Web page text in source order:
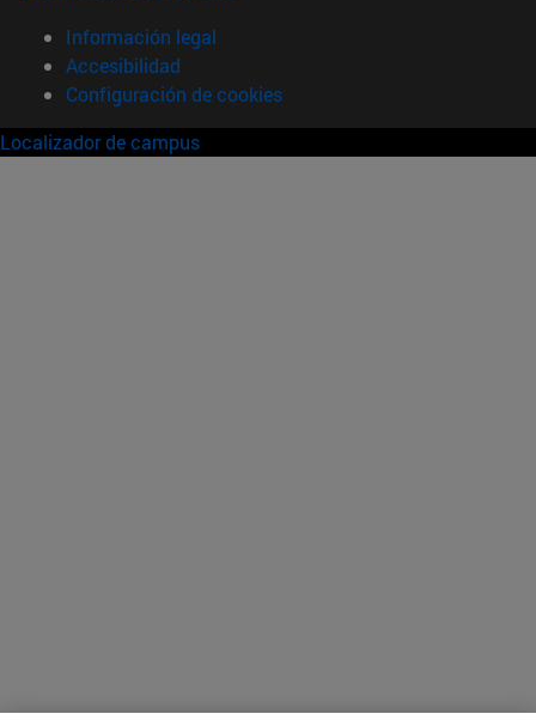
Información legal
Accesibilidad
Configuración de cookies
Localizador de campus